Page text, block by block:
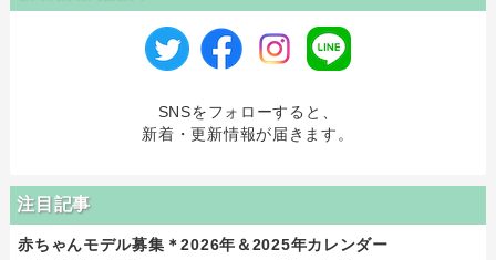
SNSをフォローすると、
新着・更新情報が届きます。
注目記事
赤ちゃんモデル募集＊2026年＆2025年カレンダー